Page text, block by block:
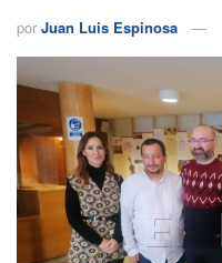
por Juan Luis Espinosa